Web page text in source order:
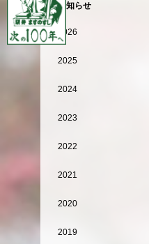
お知らせ
2026
2025
2024
2023
2022
2021
2020
2019